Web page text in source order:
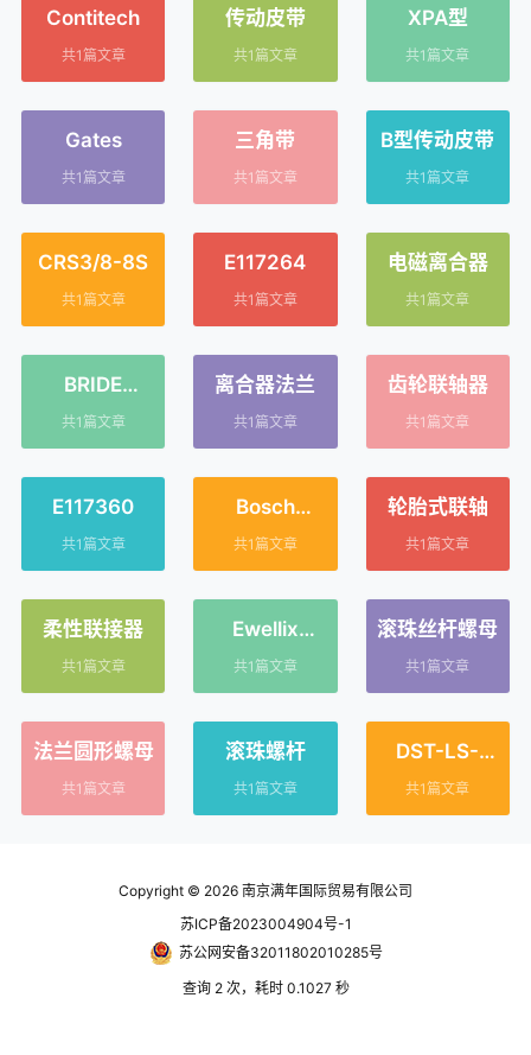
Contitech
共1篇文章
传动皮带
共1篇文章
XPA型
共1篇文章
Gates
共1篇文章
三角带
共1篇文章
B型传动皮带
共1篇文章
CRS3/8-8S
共1篇文章
E117264
共1篇文章
电磁离合器
共1篇文章
BRIDE
EMBRAYAGE
共1篇文章
离合器法兰
共1篇文章
齿轮联轴器
共1篇文章
E117360
共1篇文章
Bosch
Rexroth
共1篇文章
轮胎式联轴
共1篇文章
柔性联接器
共1篇文章
Ewellix
Makers in
共1篇文章
滚珠丝杆螺母
共1篇文章
法兰圆形螺母
共1篇文章
滚珠螺杆
共1篇文章
DST-LS-
10x25-R-
共1篇文章
Copyright © 2026 南京满年国际贸易有限公司
苏ICP备2023004904号-1
苏公网安备32011802010285号
查询 2 次，耗时 0.1027 秒